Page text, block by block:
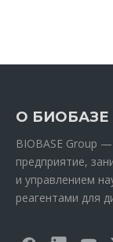
О БИОБАЗЕ
BIOBASE Group
предприятие,
и управлением
реагентами для